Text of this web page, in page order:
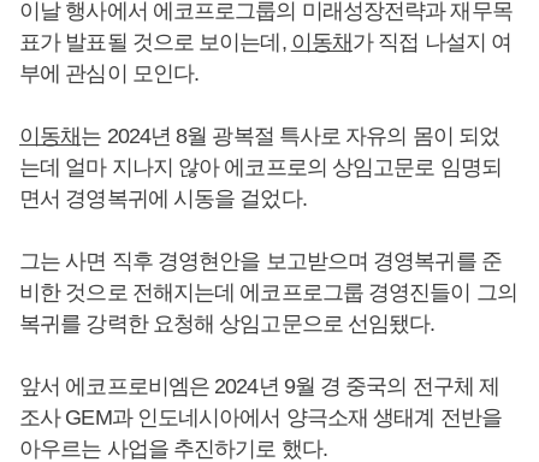
이날 행사에서 에코프로그룹의 미래성장전략과 재무목
표가 발표될 것으로 보이는데, 이동채 가 직접 나설지 여
부에 관심이 모인다.
이동채 는 2024년 8월 광복절 특사로 자유의 몸이 되었
는데 얼마 지나지 않아 에코프로의 상임고문로 임명되
면서 경영복귀에 시동을 걸었다.
그는 사면 직후 경영현안을 보고받으며 경영복귀를 준
비한 것으로 전해지는데 에코프로그룹 경영진들이 그의
복귀를 강력한 요청해 상임고문으로 선임됐다.
앞서 에코프로비엠은 2024년 9월 경 중국의 전구체 제
조사 GEM과 인도네시아에서 양극소재 생태계 전반을
아우르는 사업을 추진하기로 했다.